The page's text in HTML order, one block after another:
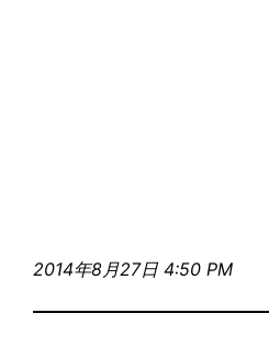
2014年8月27日 4:50 PM